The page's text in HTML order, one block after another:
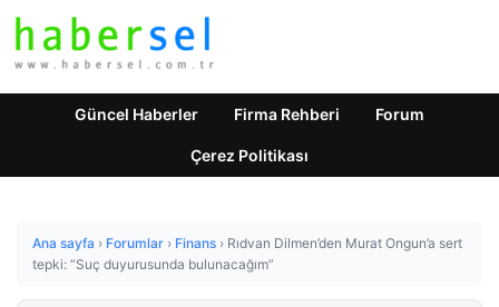
Güncel Haberler Firma Rehberi Forum
Çerez Politikası
Ana sayfa › Forumlar › Finans › Rıdvan Dilmen’den Murat Ongun’a sert
tepki: “Suç duyurusunda bulunacağım”